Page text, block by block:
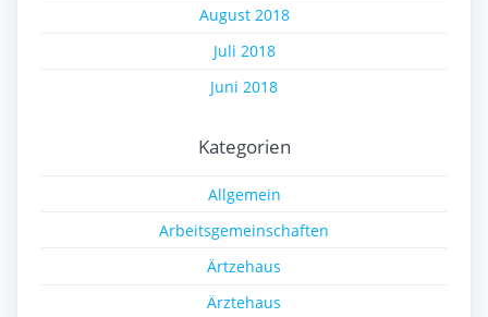
August 2018
Juli 2018
Juni 2018
Kategorien
Allgemein
Arbeitsgemeinschaften
Ärtzehaus
Ärztehaus